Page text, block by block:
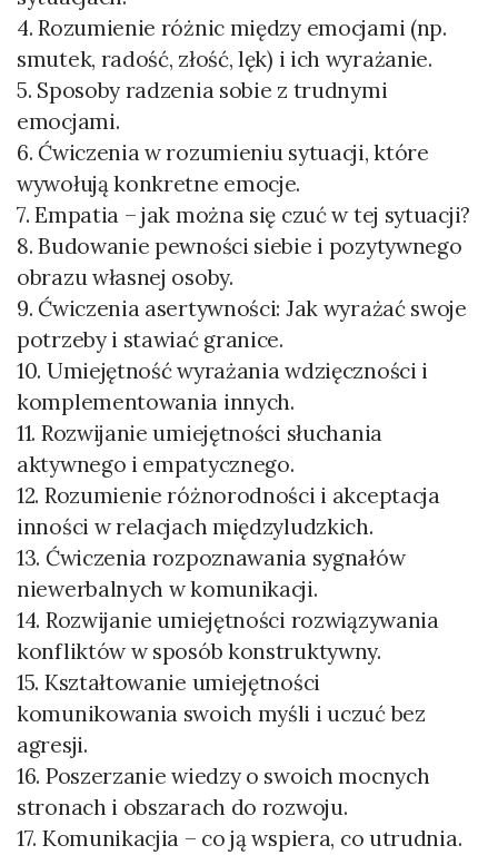
4. Rozumienie różnic między emocjami (np.
smutek, radość, złość, lęk) i ich wyrażanie.
5. Sposoby radzenia sobie z trudnymi
emocjami.
6. Ćwiczenia w rozumieniu sytuacji, które
wywołują konkretne emocje.
7. Empatia – jak można się czuć w tej sytuacji?
8. Budowanie pewności siebie i pozytywnego
obrazu własnej osoby.
9. Ćwiczenia asertywności: Jak wyrażać swoje
potrzeby i stawiać granice.
10. Umiejętność wyrażania wdzięczności i
komplementowania innych.
11. Rozwijanie umiejętności słuchania
aktywnego i empatycznego.
12. Rozumienie różnorodności i akceptacja
inności w relacjach międzyludzkich.
13. Ćwiczenia rozpoznawania sygnałów
niewerbalnych w komunikacji.
14. Rozwijanie umiejętności rozwiązywania
konfliktów w sposób konstruktywny.
15. Kształtowanie umiejętności
komunikowania swoich myśli i uczuć bez
agresji.
16. Poszerzanie wiedzy o swoich mocnych
stronach i obszarach do rozwoju.
17. Komunikacjia – co ją wspiera, co utrudnia.